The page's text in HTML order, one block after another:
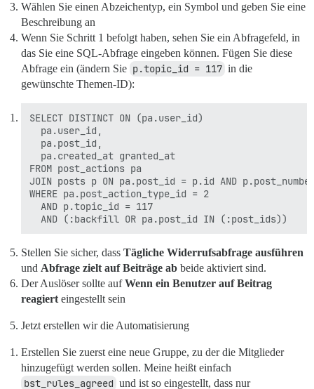
Wählen Sie einen Abzeichentyp, ein Symbol und geben Sie eine
Beschreibung an
Wenn Sie Schritt 1 befolgt haben, sehen Sie ein Abfragefeld, in
das Sie eine SQL-Abfrage eingeben können. Fügen Sie diese
Abfrage ein (ändern Sie p.topic_id = 117 in die
gewünschte Themen-ID):
SELECT DISTINCT ON (pa.user_id)
  pa.user_id,
  pa.post_id,
  pa.created_at granted_at
FROM post_actions pa
JOIN posts p ON pa.post_id = p.id AND
WHERE pa.post_action_type_id = 2
  AND p.topic_id = 117
Stellen Sie sicher, dass Tägliche Widerrufsabfrage ausführen
und Abfrage zielt auf Beiträge ab beide aktiviert sind.
Der Auslöser sollte aufWenn ein Benutzer auf Beitrag
reagiert eingestellt sein
Jetzt erstellen wir die Automatisierung
Erstellen Sie zuerst eine neue Gruppe, zu der die Mitglieder
hinzugefügt werden sollen. Meine heißt einfach
bst_rules_agreed und ist so eingestellt, dass nur